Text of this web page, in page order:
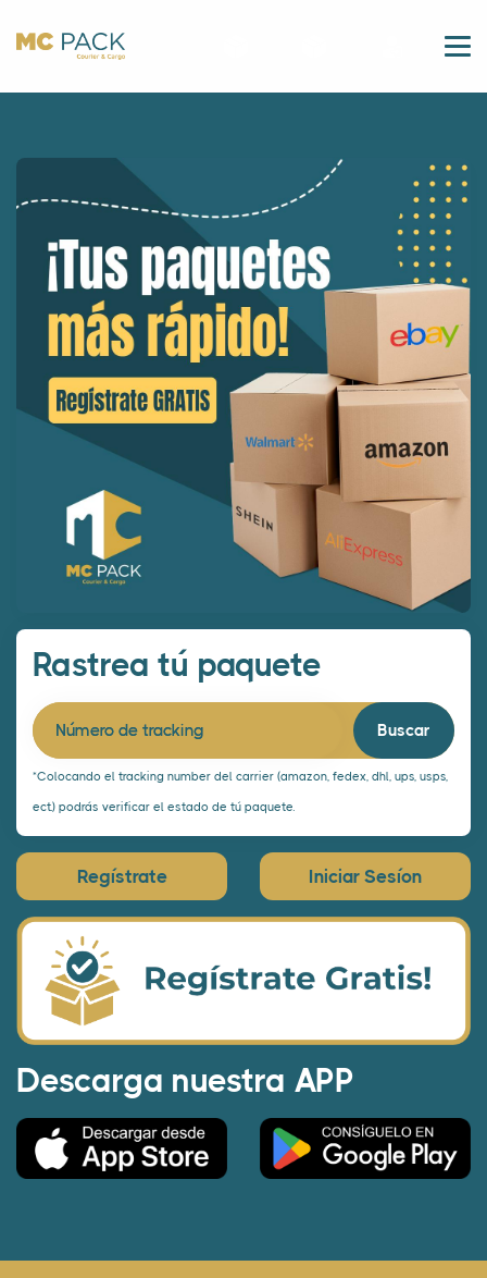
Rastrea tú paquete
Número de tracking
*Colocando el tracking number del carrier (amazon, fedex, dhl, ups, usps,
ect.) podrás verificar el estado de tú paquete.
Regístrate Iniciar Sesíon
Descarga nuestra APP